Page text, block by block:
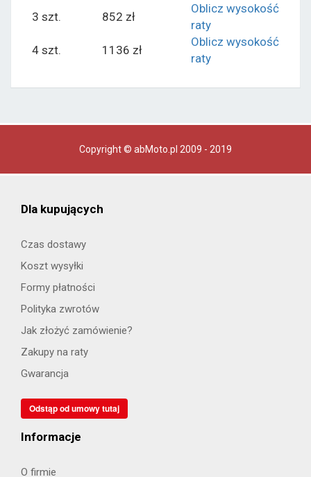
3 szt.
852 zł
Oblicz wysokość
raty
4 szt.
1136 zł
Oblicz wysokość
raty
Copyright © abMoto.pl 2009 - 2019
Dla kupujących
Czas dostawy
Koszt wysyłki
Formy płatności
Polityka zwrotów
Jak złożyć zamówienie?
Zakupy na raty
Gwarancja
Odstąp od umowy tutaj
Informacje
O firmie